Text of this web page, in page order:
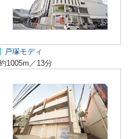
戸塚モディ
1005m／13分